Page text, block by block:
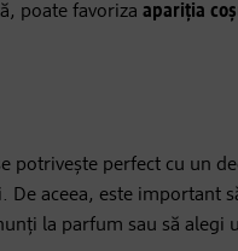
poate favoriza apariția
potrivește perfect cu un
De aceea, este important
la parfum sau să alegi